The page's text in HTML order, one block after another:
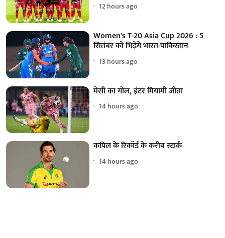
12 hours ago
Women's T-20 Asia Cup 2026 : 5
सितंबर को भिड़ेंगे भारत-पाकिस्तान
13 hours ago
मेसी का गोल, इंटर मियामी जीता
14 hours ago
कपिल के रिकॉर्ड के करीब स्टार्क
14 hours ago